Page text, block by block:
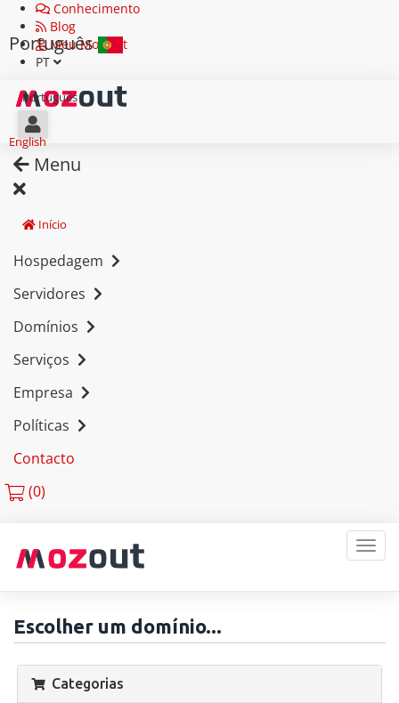
Conhecimento
Blog
Meu MozOut
PT
Português
Português
English
Menu
Início
Hospedagem
Servidores
Domínios
Serviços
Empresa
Políticas
Contacto
(0)
Escolher um domínio...
Categorias